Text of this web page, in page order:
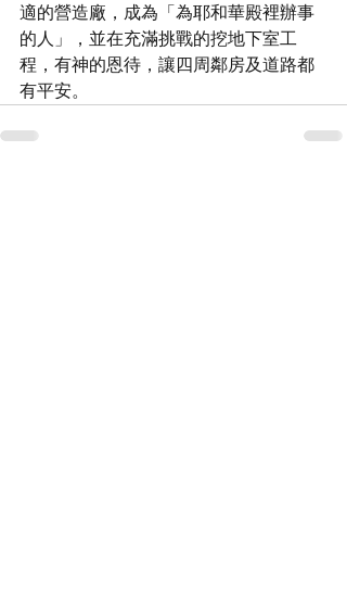
適的營造廠，成為「為耶和華殿裡辦事
的人」，並在充滿挑戰的挖地下室工
程，有神的恩待，讓四周鄰房及道路都
有平安。